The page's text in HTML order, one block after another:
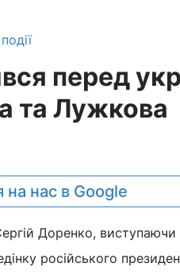
перед
та Лужкова
на нас в Google
Доренко,
російського